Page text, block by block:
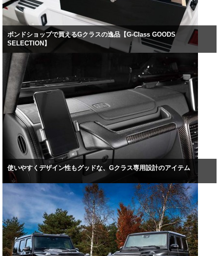
ボンドショップで買えるGクラスの逸品【G-Class GOODS
SELECTION】
使いやすくデザイン性もグッドな、Gクラス専用設計のアイテム